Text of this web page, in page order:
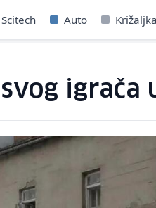
Scitech Auto Križaljka
igrača